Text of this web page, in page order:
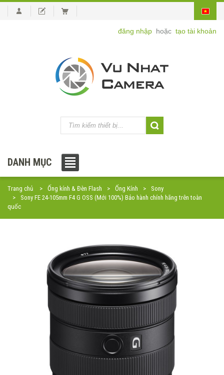
đăng nhập hoặc tạo tài khoản
DANH MỤC
Trang chủ Ống kính & Đèn Flash Ống Kính
Sony
Sony FE 24-105mm F4 G OSS (Mới 100%) Bảo hành chính hãng trên toàn
quốc